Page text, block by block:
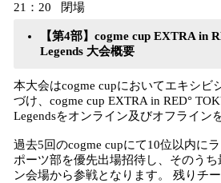
21：20 閉場
【第4部】cogme cup EXTRA in
Legends 大会概要
本大会はcogme cupにおいてエキシビ
づけ、cogme cup EXTRA in RED°
Legendsをオンライン及びオフライン
過去5回のcogme cupにて10位以内に
ポーツ部を優先出場招待し、そのう
ン会場から参戦となります。 残りチ